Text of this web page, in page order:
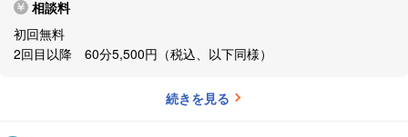
ます
事務所URL
https://www.ais-lawyers.jp/
相談料
初回無料
2回目以降 60分5,500円（税込、以下同様）
続きを見る